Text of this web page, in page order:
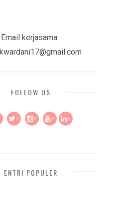
Email kerjasama :
FOLLOW US
+ + + +
ENTRI POPULER